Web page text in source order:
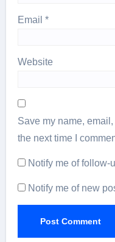
Email*
Website
Save my name,
the next time I
Notify me of follow-
Notify me of new